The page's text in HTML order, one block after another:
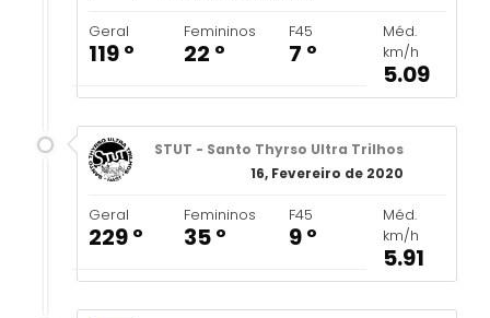
Geral
119 º
Femininos
22 º
F45
7 º
Méd.
km/h
5.09
STUT - Santo Thyrso Ultra Trilhos
16, Fevereiro de 2020
Geral
229 º
Femininos
35 º
F45
9 º
Méd.
km/h
5.91